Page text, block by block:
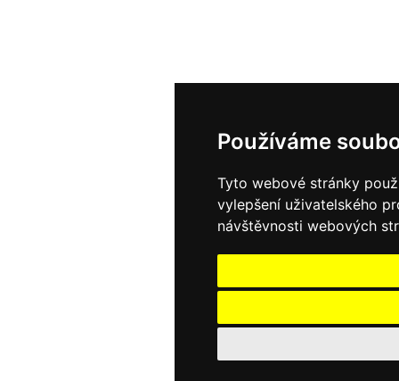
Používáme
Tyto webové stránky
vylepšení uživatelského
návštěvnosti webových